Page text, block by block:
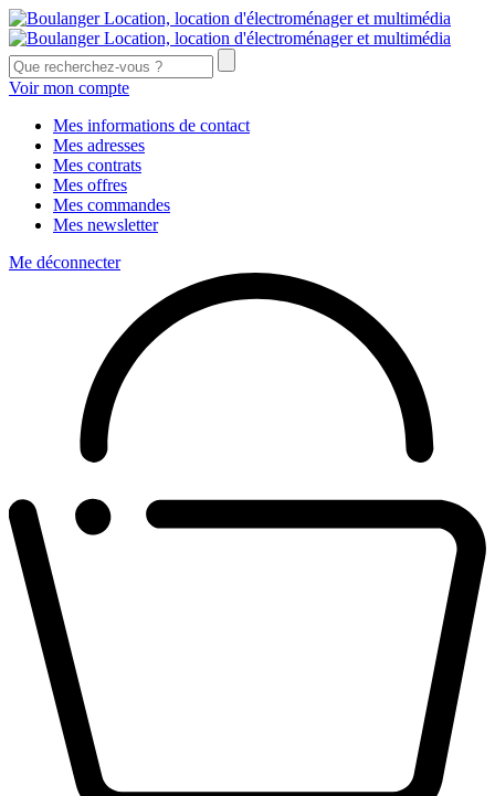
Voir mon compte
Mes informations de contact
Mes adresses
Mes contrats
Mes offres
Mes commandes
Mes newsletter
Me déconnecter